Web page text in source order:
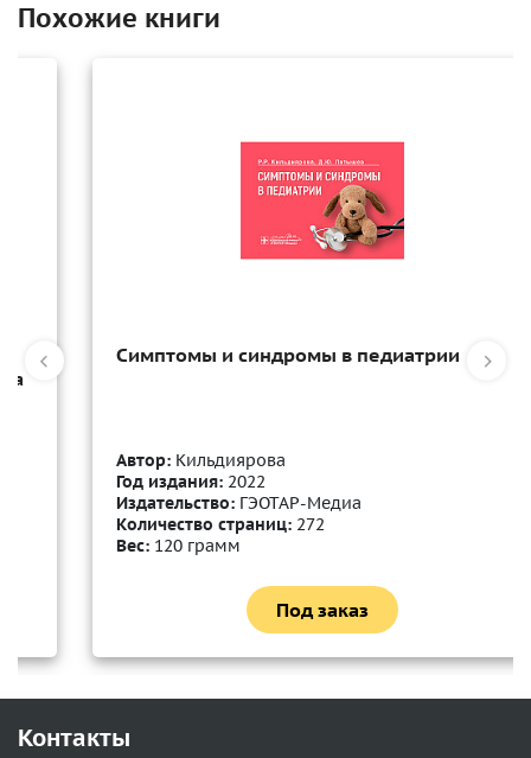
Похожие книги
Симптомы и синдромы в педиатрии
Кильдиярова
Год издания:2022
Издательство:ГЭОТАР-Медиа
Количество страниц:272
120 грамм
Под заказ
Контакты